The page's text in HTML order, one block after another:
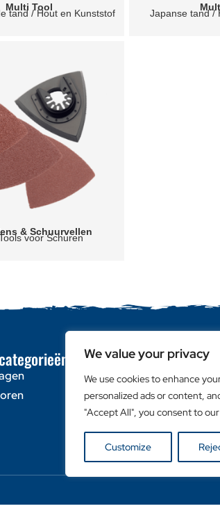
We value your privacy
We use cookies to enhance
personalized ads or content,
"Accept All", you consent to
Customize
Multi Tool
tand / Hout en Kunststof Japanse tand /
& Schuurvellen
voor Schuren
Handige links
Klanten login
Retailer Login
Privacy Policy